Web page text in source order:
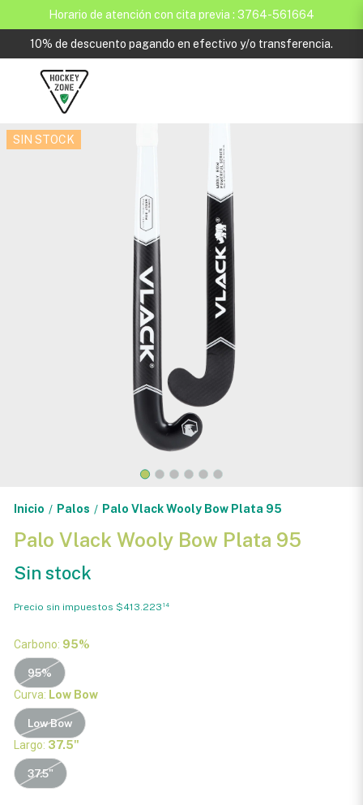
Horario de atención con cita previa : 3764-561664
10% de descuento pagando en efectivo y/o transferencia.
SIN STOCK
Inicio / Palos / Palo Vlack Wooly Bow Plata 95
Palo Vlack Wooly Bow Plata 95
Sin stock
Precio sin impuestos $413.223 14
Carbono: 95%
95%
Curva: Low Bow
Low Bow
Largo: 37.5"
37.5"